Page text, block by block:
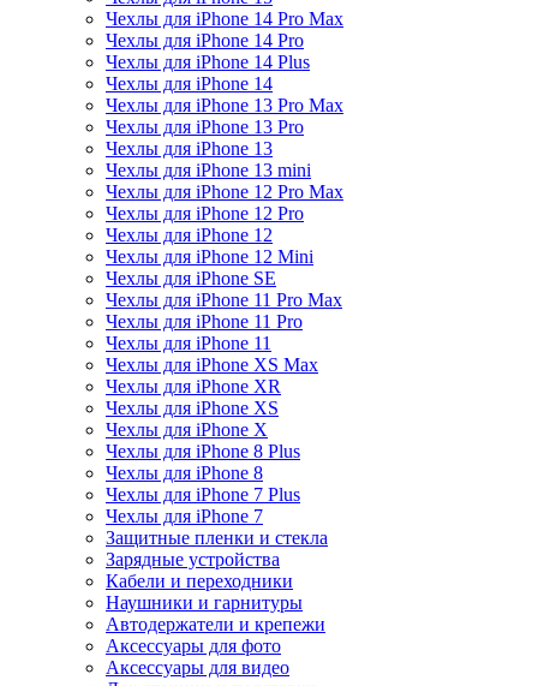
Чехлы для iPhone 14 Pro Max
Чехлы для iPhone 14 Pro
Чехлы для iPhone 14 Plus
Чехлы для iPhone 14
Чехлы для iPhone 13 Pro Max
Чехлы для iPhone 13 Pro
Чехлы для iPhone 13
Чехлы для iPhone 13 mini
Чехлы для iPhone 12 Pro Max
Чехлы для iPhone 12 Pro
Чехлы для iPhone 12
Чехлы для iPhone 12 Mini
Чехлы для iPhone SE
Чехлы для iPhone 11 Pro Max
Чехлы для iPhone 11 Pro
Чехлы для iPhone 11
Чехлы для iPhone XS Max
Чехлы для iPhone XR
Чехлы для iPhone XS
Чехлы для iPhone X
Чехлы для iPhone 8 Plus
Чехлы для iPhone 8
Чехлы для iPhone 7 Plus
Чехлы для iPhone 7
Защитные пленки и стекла
Зарядные устройства
Кабели и переходники
Наушники и гарнитуры
Автодержатели и крепежи
Аксессуары для фото
Аксессуары для видео